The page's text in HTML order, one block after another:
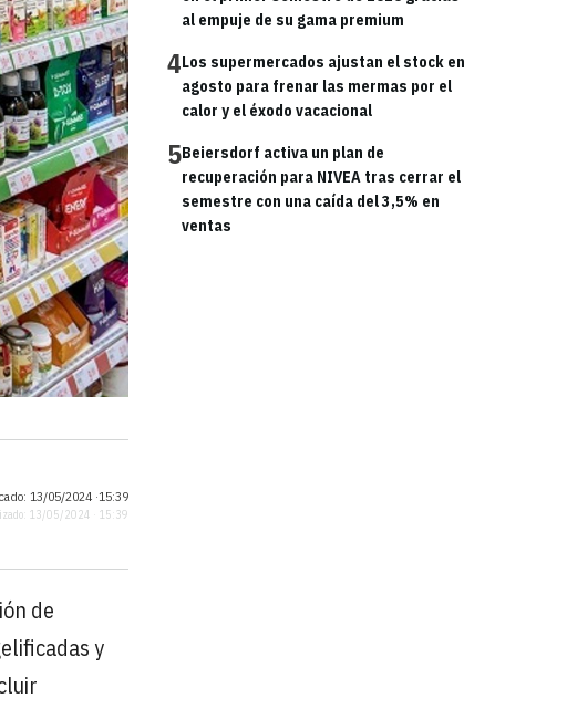
al empuje de su gama premium
4Los supermercados ajustan el stock en
agosto para frenar las mermas por el
calor y el éxodo vacacional
5Beiersdorf activa un plan de
recuperación para NIVEA tras cerrar el
semestre con una caída del 3,5% en
ventas
13/05/2024 ·15:39
13/05/2024 · 15:39
de
y